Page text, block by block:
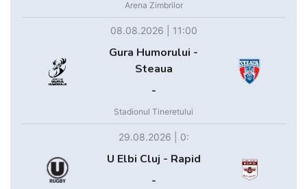
Arena Zimbrilor
08.08.2026 | 11:00
Gura Humorului -
Steaua
-
Stadionul Tineretului
29.08.2026 | 0:
U Elbi Cluj - Rapid
-